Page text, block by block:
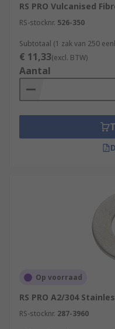
such as chrome
Shape- The
to match the
You can also buy
with bolts with a
Thickness - there
available. Thicker
extra strength.
RS PRO Vulcanised
RS-stocknr. 526-350
Subtotaal (1 zak van 250
€ 11,33(excl. BTW)
Aantal
Op voorraad
RS PRO A2/304
RS-stocknr. 287-3960